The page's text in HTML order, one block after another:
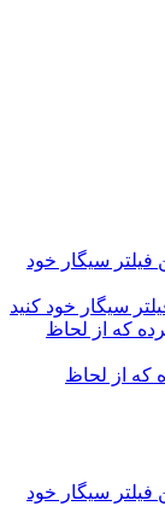
سیگار خود کنید
که از لحاظ